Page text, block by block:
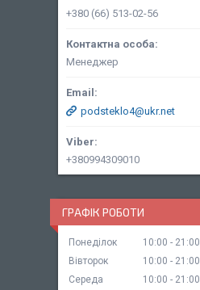
+380 (66) 513-02-56
Менеджер
podsteklo4@ukr.net
+380994309010
ГРАФІК РОБОТИ
Понеділок 10:00
21:00
Вівторок
10:00
21:00
Середа
10:00 21:00